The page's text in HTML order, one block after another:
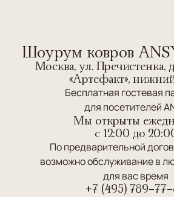
Шоурум ковров
Москва, ул. Пречистенка,
«Артефакт»,
Бесплатная гостевая
для посетителей
Мы открыты
c 12:00 до
По предварительной
возможно обслуживание в
для вас время
+7 (495) 789-